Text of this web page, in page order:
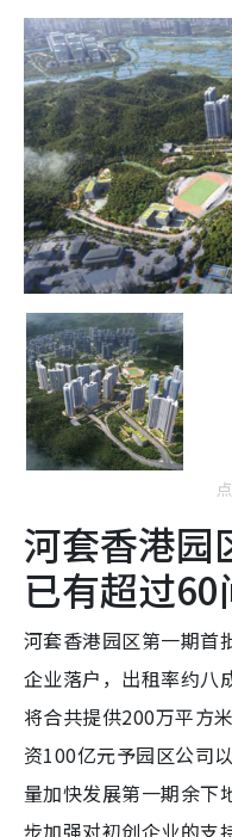
河套香港园
已有超过60
河套香港园区第一期首
企业落户，出租率约八
将合共提供200万平方
资100亿元予园区公司
量加快发展第一期余下
步加强对初创企业的支